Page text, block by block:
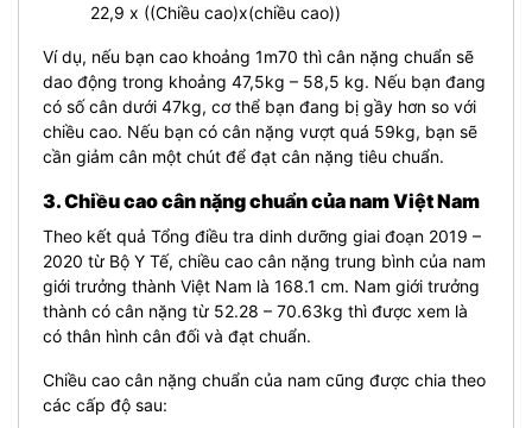
22,9 x ((Chiều cao)x(chiều cao))
Ví dụ, nếu bạn cao khoảng 1m70 thì cân nặng chuẩn sẽ
dao động trong khoảng 47,5kg – 58,5 kg. Nếu bạn đang
có số cân dưới 47kg, cơ thể bạn đang bị gầy hơn so với
chiều cao. Nếu bạn có cân nặng vượt quá 59kg, bạn sẽ
cần giảm cân một chút để đạt cân nặng tiêu chuẩn.
3. Chiều cao cân nặng chuẩn của nam Việt Nam
Theo kết quả Tổng điều tra dinh dưỡng giai đoạn 2019 –
2020 từ Bộ Y Tế, chiều cao cân nặng trung bình của nam
giới trưởng thành Việt Nam là 168.1 cm. Nam giới trưởng
thành có cân nặng từ 52.28 – 70.63kg thì được xem là
có thân hình cân đối và đạt chuẩn.
Chiều cao cân nặng chuẩn của nam cũng được chia theo
các cấp độ sau: